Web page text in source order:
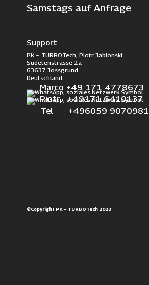
Samstags auf Anfrage
Support
PK – TURBOTech, Piotr Jablonski
Sudetenstrasse 2a
63637 Jossgrund
Deutschland
Marco +49 171 4778673
Piotr +49171 6410137
Tel +496059 9070981
©Copyright PK – TURBOTech 2023